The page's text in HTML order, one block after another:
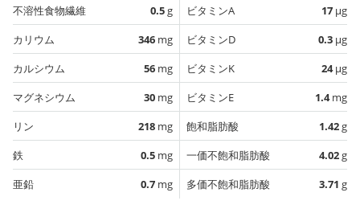
不溶性食物繊維
0.5g
カリウム
346 mg
カルシウム
56 mg
マグネシウム
30 mg
リン
218 mg
鉄
0.5 mg
亜鉛
0.7 mg
ビタミンA
17 µg
ビタミンD
0.3 µg
ビタミンK
24µg
ビタミンE
1.4mg
飽和脂肪酸
1.42g
一価不飽和脂肪酸
4.02g
多価不飽和脂肪酸
3.71 g